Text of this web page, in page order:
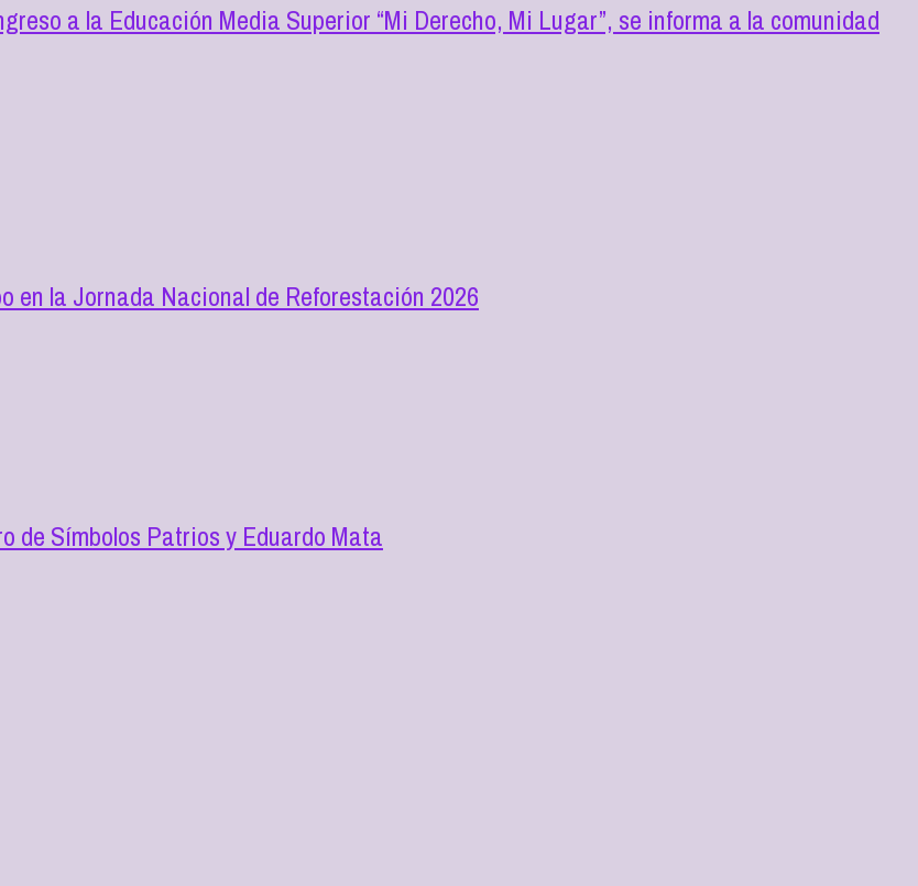
a la Educación Media Superior “Mi Derecho, Mi Lugar”, se informa a la comunidad
en la Jornada Nacional de Reforestación 2026
de Símbolos Patrios y Eduardo Mata